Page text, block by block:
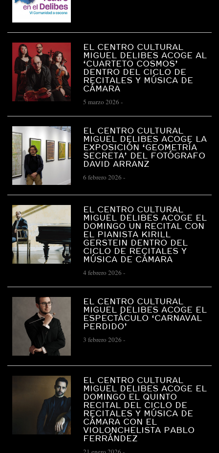
EL CENTRO CULTURAL
MIGUEL DELIBES ACOGE AL
‘CUARTETO COSMOS’
DENTRO DEL CICLO DE
RECITALES Y MÚSICA DE
CÁMARA
5 marzo 2026 -
EL CENTRO CULTURAL
MIGUEL DELIBES ACOGE LA
EXPOSICIÓN ‘GEOMETRÍA
SECRETA’ DEL FOTÓGRAFO
DAVID ARRANZ
6 febrero 2026 -
EL CENTRO CULTURAL
MIGUEL DELIBES ACOGE EL
DOMINGO UN RECITAL CON
EL PIANISTA KIRILL
GERSTEIN DENTRO DEL
CICLO DE RECITALES Y
MÚSICA DE CÁMARA
4 febrero 2026 -
EL CENTRO CULTURAL
MIGUEL DELIBES ACOGE EL
ESPECTÁCULO ‘CARNAVAL
PERDIDO’
3 febrero 2026 -
EL CENTRO CULTURAL
MIGUEL DELIBES ACOGE EL
DOMINGO EL QUINTO
RECITAL DEL CICLO DE
RECITALES Y MÚSICA DE
CÁMARA CON EL
VIOLONCHELISTA PABLO
FERRÁNDEZ